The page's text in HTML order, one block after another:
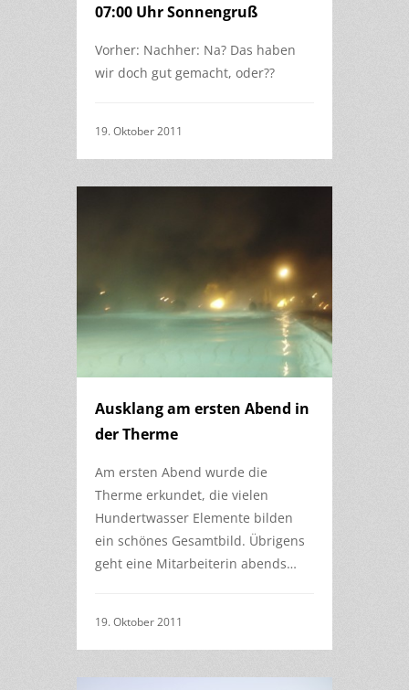
07:00 Uhr Sonnengruß
Vorher: Nachher: Na? Das haben
wir doch gut gemacht, oder??
19. Oktober 2011
Ausklang am ersten Abend in
der Therme
Am ersten Abend wurde die
Therme erkundet, die vielen
Hundertwasser Elemente bilden
ein schönes Gesamtbild. Übrigens
geht eine Mitarbeiterin abends…
19. Oktober 2011